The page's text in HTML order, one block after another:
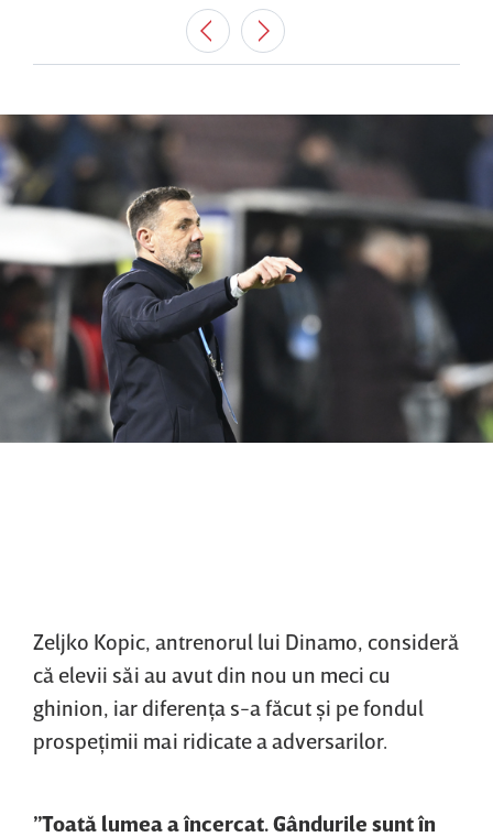
Zeljko Kopic, antrenorul lui Dinamo, consideră
că elevii săi au avut din nou un meci cu
ghinion, iar diferenţa s-a făcut şi pe fondul
prospeţimii mai ridicate a adversarilor.
”Toată lumea a încercat. Gândurile sunt în